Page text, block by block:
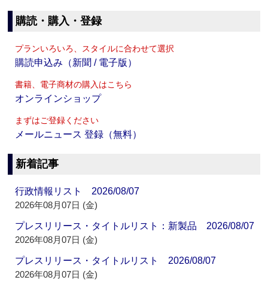
購読・購入・登録
プランいろいろ、スタイルに合わせて選択
購読申込み（新聞 / 電子版）
書籍、電子商材の購入はこちら
オンラインショップ
まずはご登録ください
メールニュース 登録（無料）
新着記事
行政情報リスト 2026/08/07
2026年08月07日 (金)
プレスリリース・タイトルリスト：新製品 2026/08/07
2026年08月07日 (金)
プレスリリース・タイトルリスト 2026/08/07
2026年08月07日 (金)